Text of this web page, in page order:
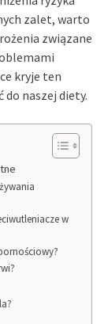
zalet, warto
związane
kryje ten
naszej diety.
w